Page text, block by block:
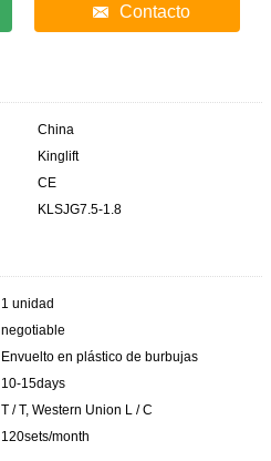
Contacto
China
Kinglift
CE
KLSJG7.5-1.8
1 unidad
negotiable
Envuelto en plástico de burbujas
10-15days
T / T, Western Union L / C
120sets/month